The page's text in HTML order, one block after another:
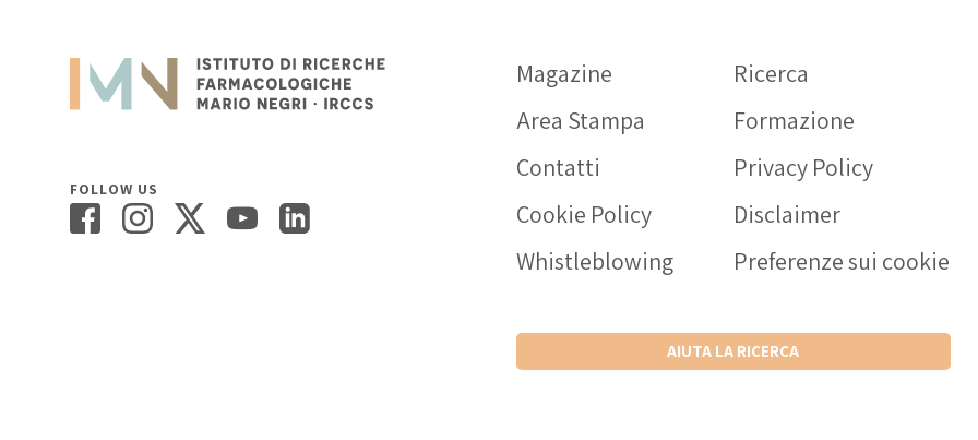
FOLLOW US
Magazine
Ricerca
Area Stampa
Formazione
Contatti
Privacy Policy
Cookie Policy
Disclaimer
Whistleblowing
Preferenze sui cookie
AIUTA LA RICERCA
Intercheck web:
rivolta a medici e
prescrizione dei farmaci
nell’anziano.
SCARICA L’APP IPHONE